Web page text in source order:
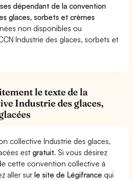
dépendant de la convention
glaces, sorbets et crèmes
non disponibles ou
Industrie des glaces, sorbets et
le texte de la
Industrie des glaces,
collective Industrie des glaces,
estgratuit. Si vous désirez
cette convention collective à
aller surle site de Légifrance qui